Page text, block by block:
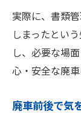
実際に、書類
しまったとい
し、必要な場
心・安全な廃車
廃車前後で気